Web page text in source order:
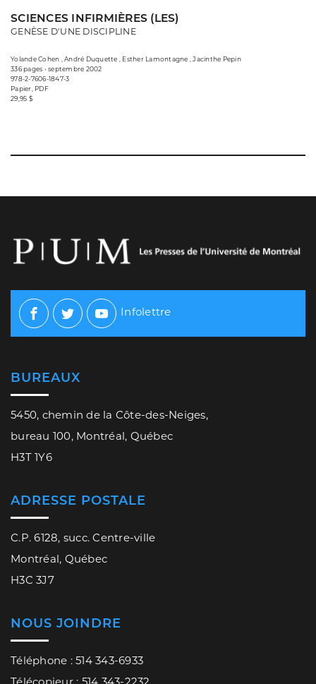
SCIENCES INFIRMIÈRES (LES)
GENÈSE D'UNE DISCIPLINE
Yolande Cohen , André Duquette , Esther Lamontagne , Jacinthe Pepin
336 pages • septembre 2002
978-2-7606-1847-3
Papier, PDF
29,95 $
Facebook
TwitterYoutube
Infolettre
BUREAUX
5450, chemin de la Côte-des-Neiges,
bureau 100, Montréal, Québec
H3T 1Y6
ADRESSE POSTALE
C.P. 6128, succ. Centre-ville
Montréal, Québec
H3C 3J7
NOUS JOINDRE
Téléphone : 514 343-6933
Télécopieur : 514 343-2232